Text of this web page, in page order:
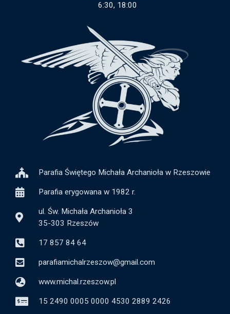
Parafia Świętego Michała Archanioła w Rzeszowie
Parafia erygowana w 1982 r.
ul. Św. Michała Archanioła 3
35-303 Rzeszów
17 857 84 64
parafiamichalrzeszow@gmail.com
www.michal.rzeszow.pl
15 2490 0005 0000 4530 2889 2426
6:30, 18:00